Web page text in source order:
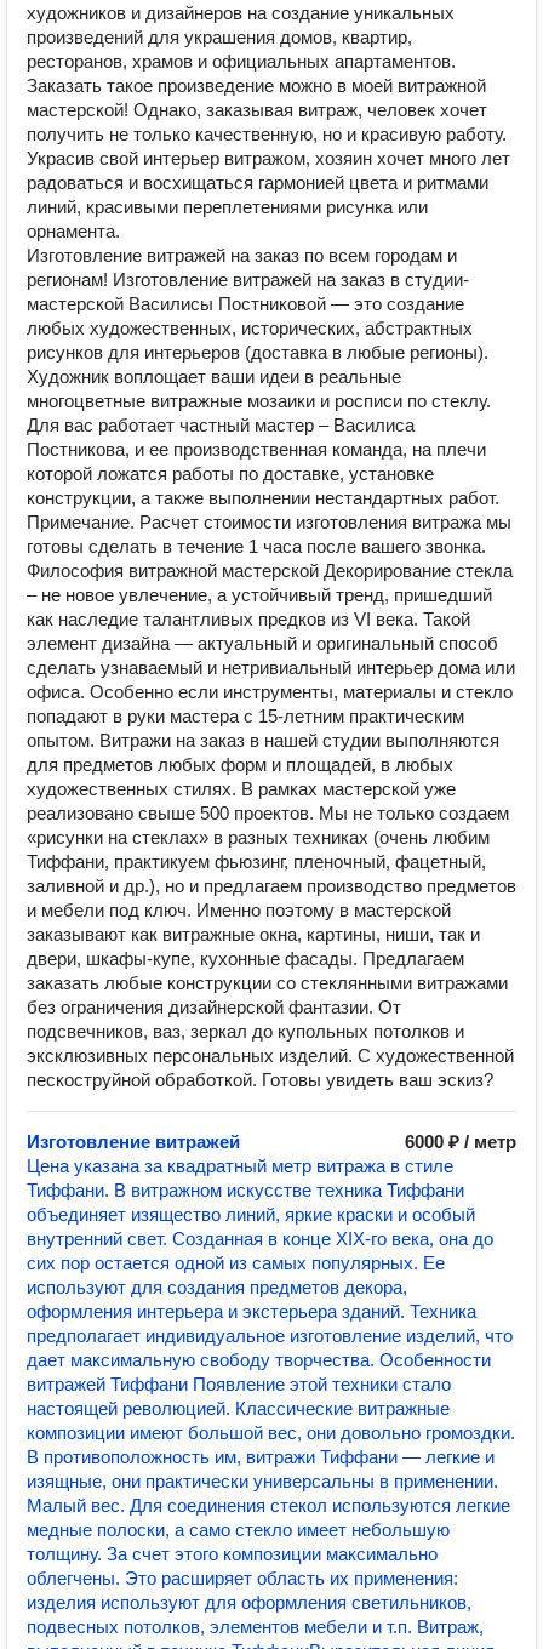
художников и дизайнеров на создание уникальных
произведений для украшения домов, квартир,
ресторанов, храмов и официальных апартаментов.
Заказать такое произведение можно в моей витражной
мастерской! Однако, заказывая витраж, человек хочет
получить не только качественную, но и красивую работу.
Украсив свой интерьер витражом, хозяин хочет много лет
радоваться и восхищаться гармонией цвета и ритмами
линий, красивыми переплетениями рисунка или
орнамента.
Изготовление витражей на заказ по всем городам и
регионам! Изготовление витражей на заказ в студии-
мастерской Василисы Постниковой — это создание
любых художественных, исторических, абстрактных
рисунков для интерьеров (доставка в любые регионы).
Художник воплощает ваши идеи в реальные
многоцветные витражные мозаики и росписи по стеклу.
Для вас работает частный мастер – Василиса
Постникова, и ее производственная команда, на плечи
которой ложатся работы по доставке, установке
конструкции, а также выполнении нестандартных работ.
Примечание. Расчет стоимости изготовления витража мы
готовы сделать в течение 1 часа после вашего звонка.
Философия витражной мастерской Декорирование стекла
– не новое увлечение, а устойчивый тренд, пришедший
как наследие талантливых предков из VI века. Такой
элемент дизайна — актуальный и оригинальный способ
сделать узнаваемый и нетривиальный интерьер дома или
офиса. Особенно если инструменты, материалы и стекло
попадают в руки мастера с 15-летним практическим
опытом. Витражи на заказ в нашей студии выполняются
для предметов любых форм и площадей, в любых
художественных стилях. В рамках мастерской уже
реализовано свыше 500 проектов. Мы не только создаем
«рисунки на стеклах» в разных техниках (очень любим
Тиффани, практикуем фьюзинг, пленочный, фацетный,
заливной и др.), но и предлагаем производство предметов
и мебели под ключ. Именно поэтому в мастерской
заказывают как витражные окна, картины, ниши, так и
двери, шкафы-купе, кухонные фасады. Предлагаем
заказать любые конструкции со стеклянными витражами
без ограничения дизайнерской фантазии. От
подсвечников, ваз, зеркал до купольных потолков и
эксклюзивных персональных изделий. С художественной
пескоструйной обработкой. Готовы увидеть ваш эскиз?
Изготовление витражей
6000 ₽ / метр
Цена указана за квадратный метр витража в стиле
Тиффани. В витражном искусстве техника Тиффани
объединяет изящество линий, яркие краски и особый
внутренний свет. Созданная в конце XIX-го века, она до
сих пор остается одной из самых популярных. Ее
используют для создания предметов декора,
оформления интерьера и экстерьера зданий. Техника
предполагает индивидуальное изготовление изделий, что
дает максимальную свободу творчества. Особенности
витражей Тиффани Появление этой техники стало
настоящей революцией. Классические витражные
композиции имеют большой вес, они довольно громоздки.
В противоположность им, витражи Тиффани — легкие и
изящные, они практически универсальны в применении.
Малый вес. Для соединения стекол используются легкие
медные полоски, а само стекло имеет небольшую
толщину. За счет этого композиции максимально
облегчены. Это расширяет область их применения:
изделия используют для оформления светильников,
подвесных потолков, элементов мебели и т.п. Витраж,